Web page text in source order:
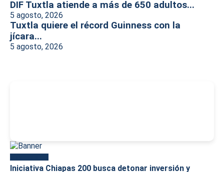
DIF Tuxtla atiende a más de 650 adultos...
5 agosto, 2026
Tuxtla quiere el récord Guinness con la
jícara...
5 agosto, 2026
Iniciativa Chiapas 200 busca detonar inversión y